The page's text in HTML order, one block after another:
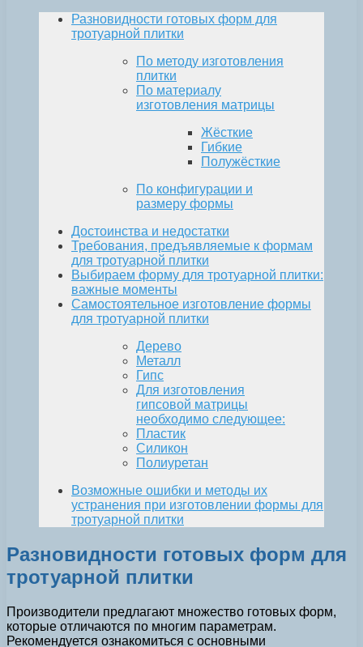
Разновидности готовых форм для
тротуарной плитки
По методу изготовления
плитки
По материалу
изготовления матрицы
Жёсткие
Гибкие
Полужёсткие
По конфигурации и
размеру формы
Достоинства и недостатки
Требования, предъявляемые к формам
для тротуарной плитки
Выбираем форму для тротуарной плитки:
важные моменты
Самостоятельное изготовление формы
для тротуарной плитки
Дерево
Металл
Гипс
Для изготовления
гипсовой матрицы
необходимо следующее:
Пластик
Силикон
Полиуретан
Возможные ошибки и методы их
устранения при изготовлении формы для
тротуарной плитки
Разновидности готовых форм для
тротуарной плитки
Производители предлагают множество готовых форм,
которые отличаются по многим параметрам.
Рекомендуется ознакомиться с основными